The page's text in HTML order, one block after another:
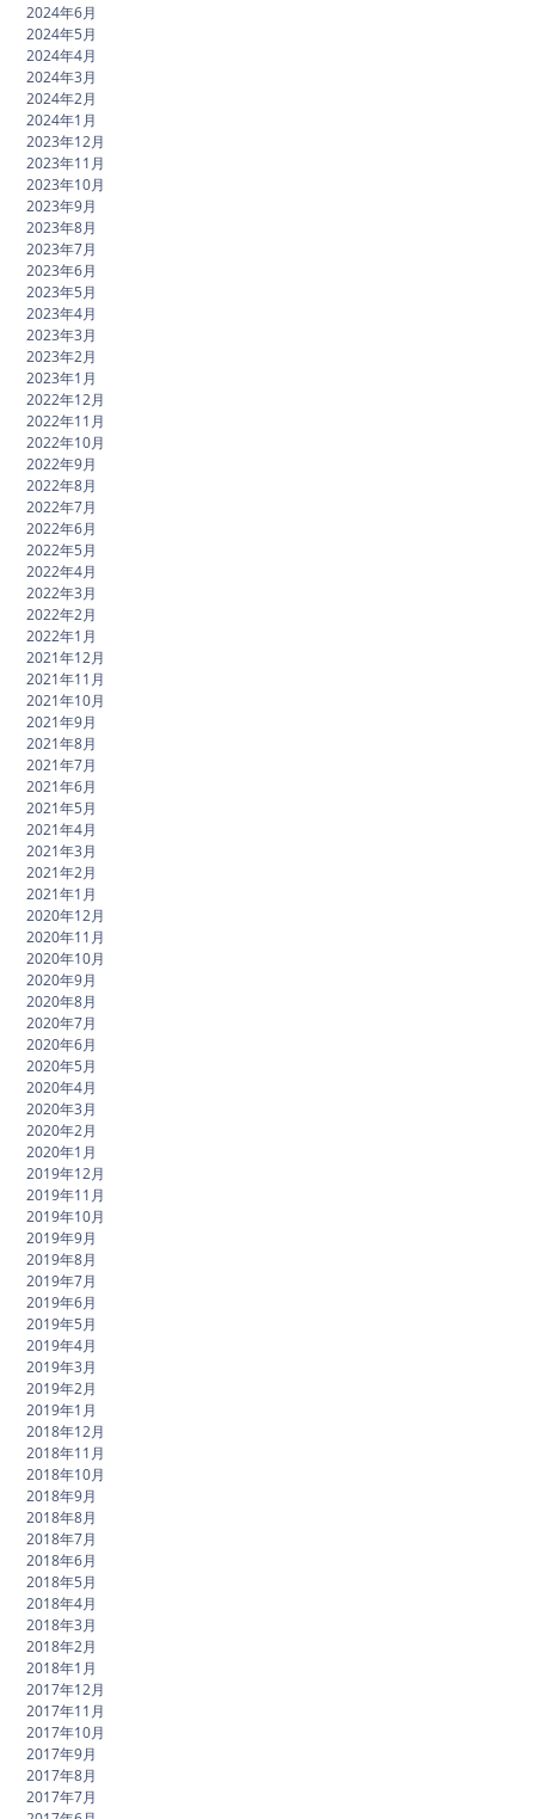
2024年6月
2024年5月
2024年4月
2024年3月
2024年2月
2024年1月
2023年12月
2023年11月
2023年10月
2023年9月
2023年8月
2023年7月
2023年6月
2023年5月
2023年4月
2023年3月
2023年2月
2023年1月
2022年12月
2022年11月
2022年10月
2022年9月
2022年8月
2022年7月
2022年6月
2022年5月
2022年4月
2022年3月
2022年2月
2022年1月
2021年12月
2021年11月
2021年10月
2021年9月
2021年8月
2021年7月
2021年6月
2021年5月
2021年4月
2021年3月
2021年2月
2021年1月
2020年12月
2020年11月
2020年10月
2020年9月
2020年8月
2020年7月
2020年6月
2020年5月
2020年4月
2020年3月
2020年2月
2020年1月
2019年12月
2019年11月
2019年10月
2019年9月
2019年8月
2019年7月
2019年6月
2019年5月
2019年4月
2019年3月
2019年2月
2019年1月
2018年12月
2018年11月
2018年10月
2018年9月
2018年8月
2018年7月
2018年6月
2018年5月
2018年4月
2018年3月
2018年2月
2018年1月
2017年12月
2017年11月
2017年10月
2017年9月
2017年8月
2017年7月